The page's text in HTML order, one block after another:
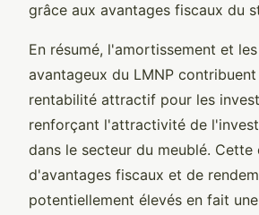
grâce aux avantages fiscaux du
En résumé, l'amortissement et
avantageux du LMNP
rentabilité attractif pour les
renforçant l'attractivité de
dans le secteur du meublé. Cette
d'avantages fiscaux et de
potentiellement élevés en fait